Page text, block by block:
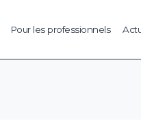
Pour les professionnels